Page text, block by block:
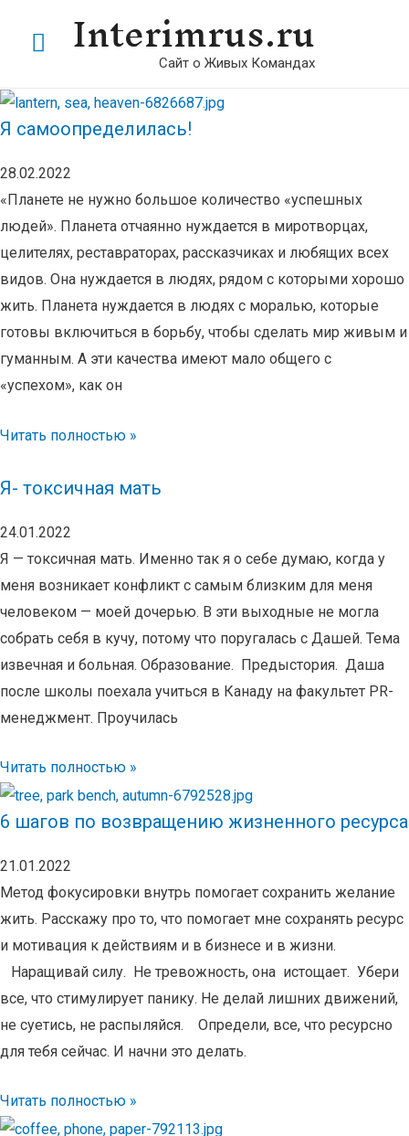
Interimrus.ru
Сайт о Живых Командах
Главное
Я самоопределилась!
28.02.2022
«Планете не нужно большое количество «успешных
людей». Планета отчаянно нуждается в миротворцах,
целителях, реставраторах, рассказчиках и любящих всех
видов. Она нуждается в людях, рядом с которыми хорошо
жить. Планета нуждается в людях с моралью, которые
готовы включиться в борьбу, чтобы сделать мир живым и
гуманным. А эти качества имеют мало общего с
«успехом», как он
Читать полностью »
Я- токсичная мать
24.01.2022
Я — токсичная мать. Именно так я о себе думаю, когда у
меня возникает конфликт с самым близким для меня
человеком — моей дочерью. В эти выходные не могла
собрать себя в кучу, потому что поругалась с Дашей. Тема
извечная и больная. Образование. Предыстория. Даша
после школы поехала учиться в Канаду на факультет PR-
менеджмент. Проучилась
Читать полностью »
6 шагов по возвращению жизненного ресурса
21.01.2022
Метод фокусировки внутрь помогает сохранить желание
жить. Расскажу про то, что помогает мне сохранять ресурс
и мотивация к действиям и в бизнесе и в жизни.
⠀Наращивай силу. Не тревожность, она истощает. Убери
все, что стимулирует панику. Не делай лишних движений,
не суетись, не распыляйся.⠀ Определи, все, что ресурсно
для тебя сейчас. И начни это делать.
Читать полностью »